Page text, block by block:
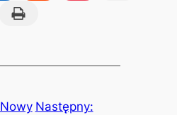
Print this Page
Nowy Następny: